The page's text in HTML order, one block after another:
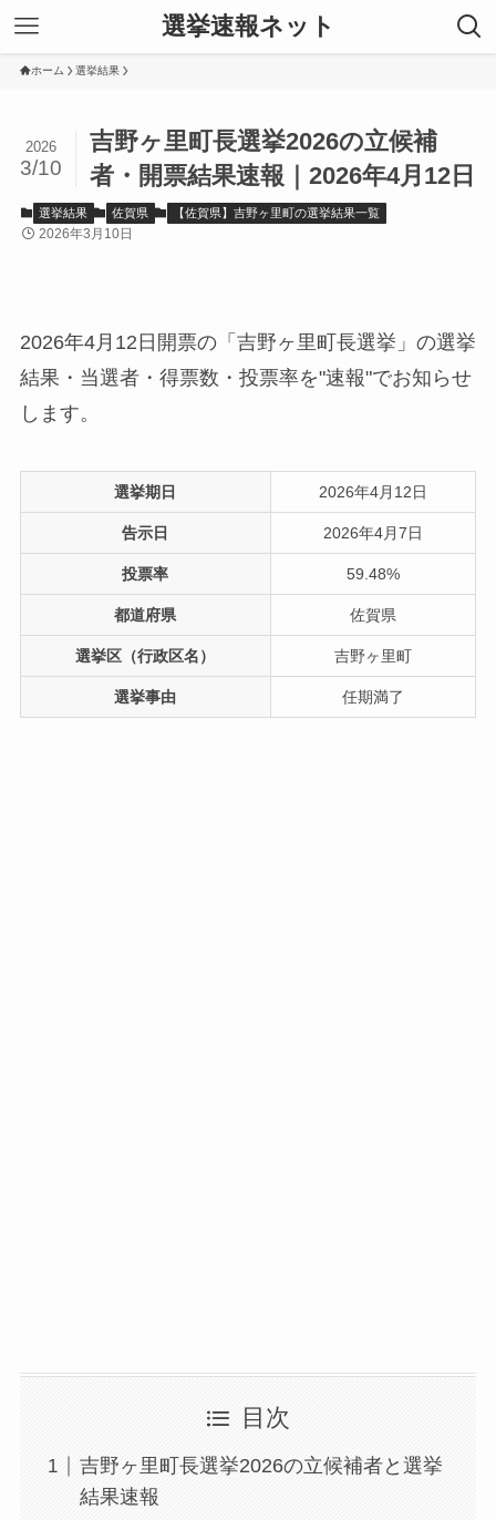
選挙速報ネット
ホーム 選挙結果
吉野ヶ里町長選挙2026の立候補
者・開票結果速報｜2026年4月12日
2026
3/10
選挙結果 佐賀県 【佐賀県】吉野ヶ里町の選挙結果一覧
2026年3月10日
2026年4月12日開票の「吉野ヶ里町長選挙」の選挙
結果・当選者・得票数・投票率を"速報"でお知らせ
します。
選挙期日 2026年4月12日
告示日 2026年4月7日
投票率 59.48%
都道府県 佐賀県
選挙区（行政区名） 吉野ヶ里町
選挙事由 任期満了
目次
吉野ヶ里町長選挙2026の立候補者と選挙
結果速報